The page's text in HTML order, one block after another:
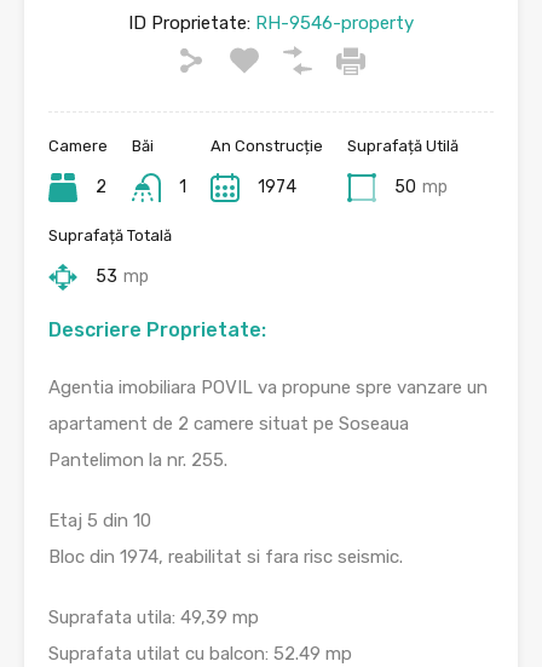
ID Proprietate: RH-9546-property
Camere
2
Băi
1
An Construcție
1974
Suprafață Utilă
50 mp
Suprafață Totală
53 mp
Descriere Proprietate:
Agentia imobiliara POVIL va propune spre vanzare un
apartament de 2 camere situat pe Soseaua
Pantelimon la nr. 255.
Etaj 5 din 10
Bloc din 1974, reabilitat si fara risc seismic.
Suprafata utila: 49,39 mp
Suprafata utilat cu balcon: 52.49 mp